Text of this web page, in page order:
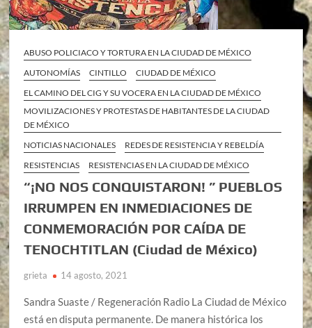
ABUSO POLICIACO Y TORTURA EN LA CIUDAD DE MÉXICO
AUTONOMÍAS
CINTILLO
CIUDAD DE MÉXICO
EL CAMINO DEL CIG Y SU VOCERA EN LA CIUDAD DE MÉXICO
MOVILIZACIONES Y PROTESTAS DE HABITANTES DE LA CIUDAD
DE MÉXICO
NOTICIAS NACIONALES
REDES DE RESISTENCIA Y REBELDÍA
RESISTENCIAS
RESISTENCIAS EN LA CIUDAD DE MÉXICO
“¡NO NOS CONQUISTARON! ” PUEBLOS
IRRUMPEN EN INMEDIACIONES DE
CONMEMORACIÓN POR CAÍDA DE
TENOCHTITLAN (Ciudad de México)
grieta 14 agosto, 2021
Sandra Suaste / Regeneración Radio La Ciudad de México
está en disputa permanente. De manera histórica los